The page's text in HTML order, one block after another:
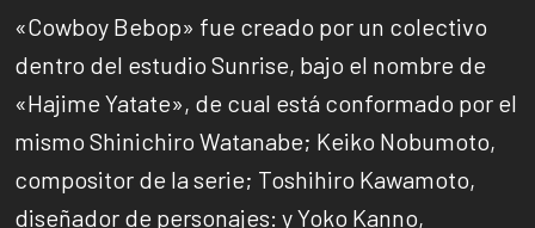
«Cowboy Bebop» fue creado por un colectivo
dentro del estudio Sunrise, bajo el nombre de
«Hajime Yatate», de cual está conformado por el
mismo Shinichiro Watanabe; Keiko Nobumoto,
compositor de la serie; Toshihiro Kawamoto,
diseñador de personajes: y Yoko Kanno,